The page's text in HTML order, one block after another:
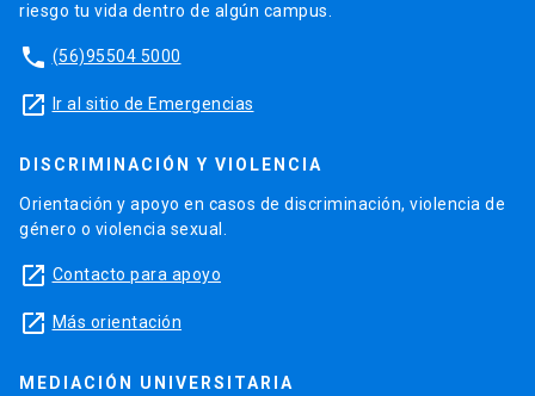
riesgo tu vida dentro de algún campus.
phone (56)95504 5000
launch Ir al sitio de Emergencias
DISCRIMINACIÓN Y VIOLENCIA
Orientación y apoyo en casos de discriminación, violencia de
género o violencia sexual.
launch Contacto para apoyo
launch Más orientación
MEDIACIÓN UNIVERSITARIA